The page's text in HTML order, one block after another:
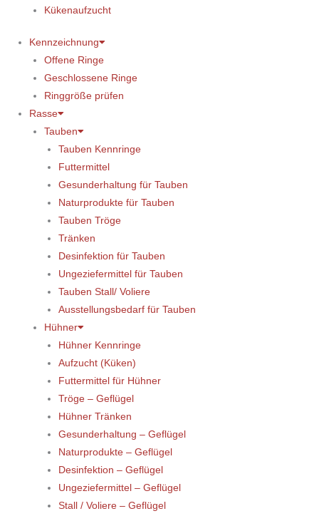
Kükenaufzucht
Kennzeichnung
Offene Ringe
Geschlossene Ringe
Ringgröße prüfen
Rasse
Tauben
Tauben Kennringe
Futtermittel
Gesunderhaltung für Tauben
Naturprodukte für Tauben
Tauben Tröge
Tränken
Desinfektion für Tauben
Ungeziefermittel für Tauben
Tauben Stall/ Voliere
Ausstellungsbedarf für Tauben
Hühner
Hühner Kennringe
Aufzucht (Küken)
Futtermittel für Hühner
Tröge – Geflügel
Hühner Tränken
Gesunderhaltung – Geflügel
Naturprodukte – Geflügel
Desinfektion – Geflügel
Ungeziefermittel – Geflügel
Stall / Voliere – Geflügel